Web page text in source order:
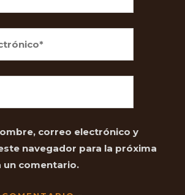
correo electrónico y
navegador para la próxima
un comentario.